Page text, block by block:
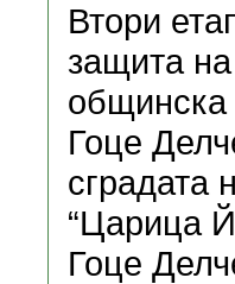
Втори
защита на
общинска
Гоце
сградата
“Царица
Гоце